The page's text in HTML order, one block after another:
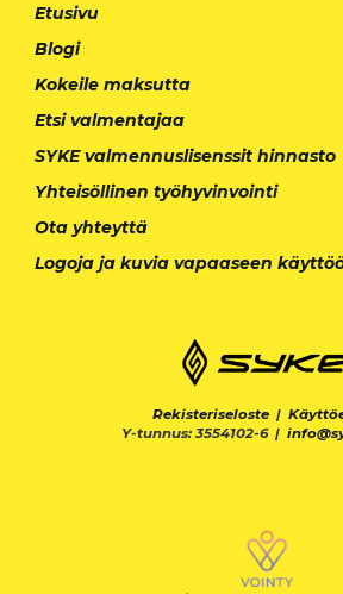
Etusivu
Blogi
Kokeile maksutta
Etsi valmentajaa
SYKE valmennuslisenssit hinnasto
Yhteisöllinen työhyvinvointi
Ota yhteyttä
Logoja ja kuvia vapaaseen
Rekisteriseloste |
Y-tunnus: 3554102-6 |